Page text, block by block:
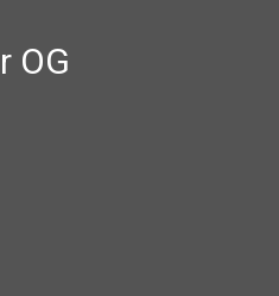
OG